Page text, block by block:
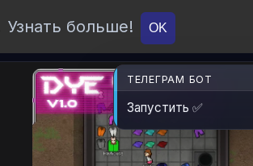
Узнать больше! OK
ТЕЛЕГРАМ БОТ
Запустить ✅